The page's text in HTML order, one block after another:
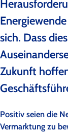
sich. Dass
Zukunft
Positiv seien die
Vermarktung zu